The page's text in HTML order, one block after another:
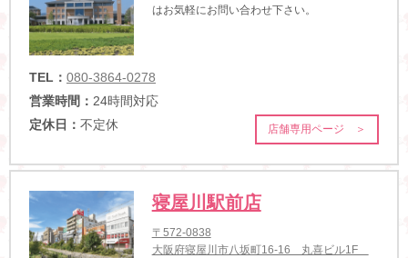
はお気軽にお問い合わせ下さい。
TEL： 080-3864-0278
営業時間： 24時間対応
定休日： 不定休 店舗専用ページ ＞
寝屋川駅前店
〒572-0838
大阪府寝屋川市八坂町16-16 丸喜ビル1F